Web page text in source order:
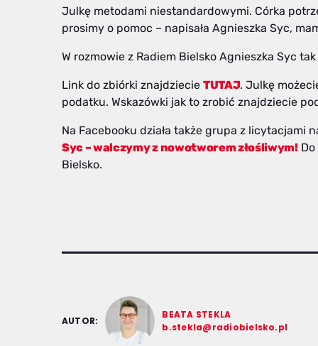
Julkę metodami niestandardowymi. Córka
prosimy o pomoc – napisała Agnieszka Syc,
W rozmowie z Radiem Bielsko Agnieszka Syc
Link do zbiórki znajdziecie TUTAJ. Julkę
podatku. Wskazówki jak to zrobić znajdziecie
Na Facebooku działa także grupa z licytacjami
Syc – walczymy z nowotworem złośliwym!
Bielsko.
AUTOR:
BEATA STEKLA
b.stekla@radiobielsko.pl